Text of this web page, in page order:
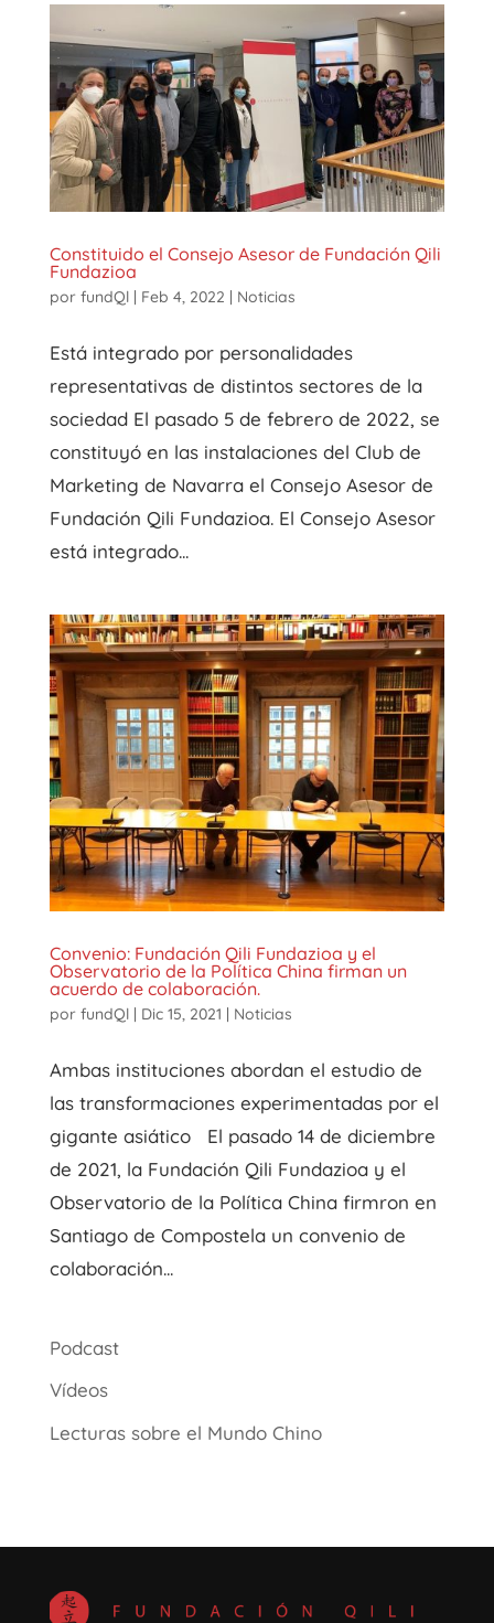
Constituido el Consejo Asesor de Fundación Qili
Fundazioa
por fundQl| Feb 4, 2022 | Noticias
Está integrado por personalidades
representativas de distintos sectores de la
sociedad El pasado 5 de febrero de 2022, se
constituyó en las instalaciones del Club de
Marketing de Navarra el Consejo Asesor de
Fundación Qili Fundazioa. El Consejo Asesor
está integrado...
Convenio: Fundación Qili Fundazioa y el
Observatorio de la Política China firman un
acuerdo de colaboración.
por fundQl| Dic 15, 2021 | Noticias
Ambas instituciones abordan el estudio de
las transformaciones experimentadas por el
gigante asiático El pasado 14 de diciembre
de 2021, la Fundación Qili Fundazioa y el
Observatorio de la Política China firmron en
Santiago de Compostela un convenio de
colaboración...
Podcast
Vídeos
Lecturas sobre el Mundo Chino